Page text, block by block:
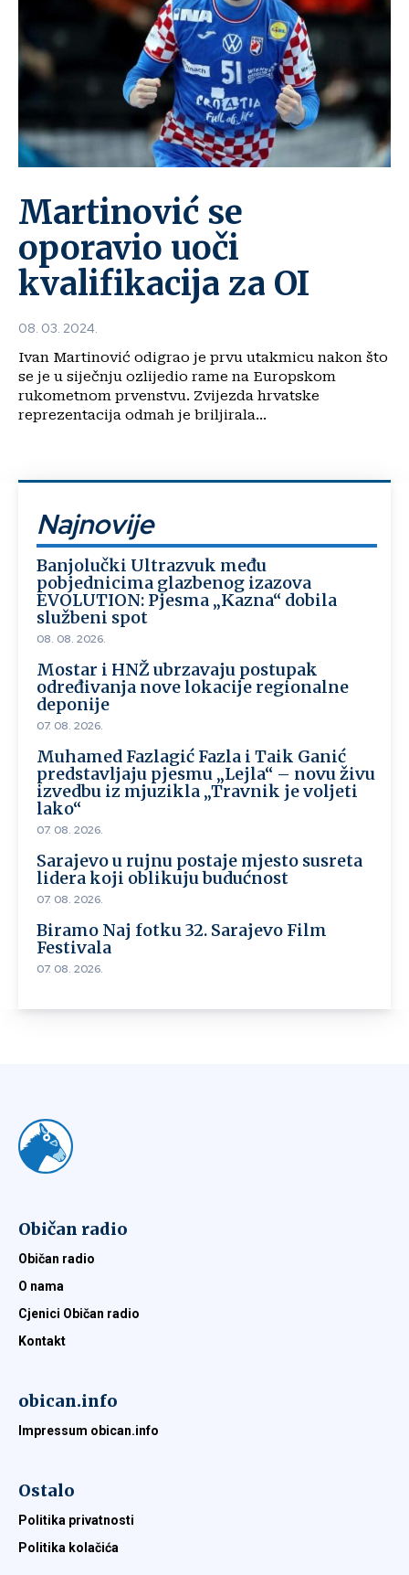
Martinović se
oporavio uoči
kvalifikacija za OI
08. 03. 2024.
Ivan Martinović odigrao je prvu utakmicu nakon što
se je u siječnju ozlijedio rame na Europskom
rukometnom prvenstvu. Zvijezda hrvatske
reprezentacija odmah je briljirala...
Najnovije
Banjolučki Ultrazvuk među
pobjednicima glazbenog izazova
EVOLUTION: Pjesma „Kazna“ dobila
službeni spot
08. 08. 2026.
Mostar i HNŽ ubrzavaju postupak
određivanja nove lokacije regionalne
deponije
07. 08. 2026.
Muhamed Fazlagić Fazla i Taik Ganić
predstavljaju pjesmu „Lejla“ – novu živu
izvedbu iz mjuzikla „Travnik je voljeti
lako“
07. 08. 2026.
Sarajevo u rujnu postaje mjesto susreta
lidera koji oblikuju budućnost
07. 08. 2026.
Biramo Naj fotku 32. Sarajevo Film
Festivala
07. 08. 2026.
Običan radio
Običan radio
O nama
Cjenici Običan radio
Kontakt
obican.info
Impressum obican.info
Ostalo
Politika privatnosti
Politika kolačića